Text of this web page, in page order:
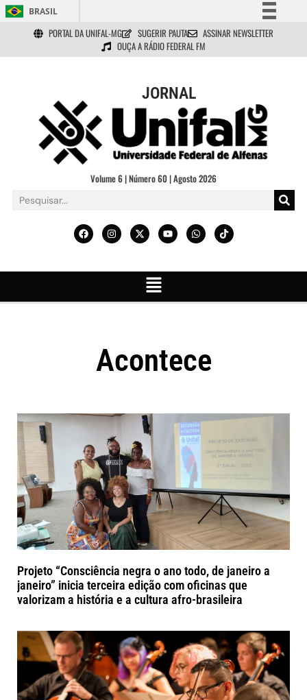
BRASIL
Simplifique!
Comunica BR
Acesso à informação
Legislação
Canais
PORTAL DA UNIFAL-MG SUGERIR PAUTA
ASSINAR NEWSLETTER
OUÇA A RÁDIO FEDERAL FM
JORNAL
Volume 6 | Número 60 | Agosto 2026
Acontece
Projeto “Consciência negra o ano todo, de janeiro a
janeiro” inicia terceira edição com oficinas que
valorizam a história e a cultura afro-brasileira